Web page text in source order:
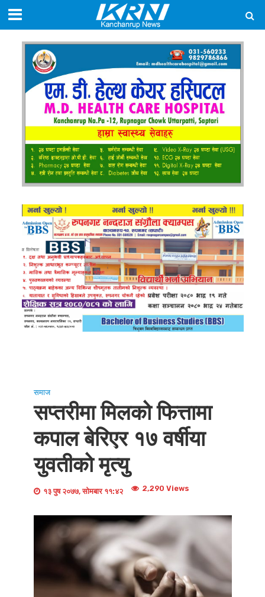
समाज
सप्तरीमा मिलको फित्तामा
कपाल बेरिएर १७ वर्षीया
युवतीको मृत्यु
१३ पुष २०७७, सोमबार ११:४२ 2,290 Views